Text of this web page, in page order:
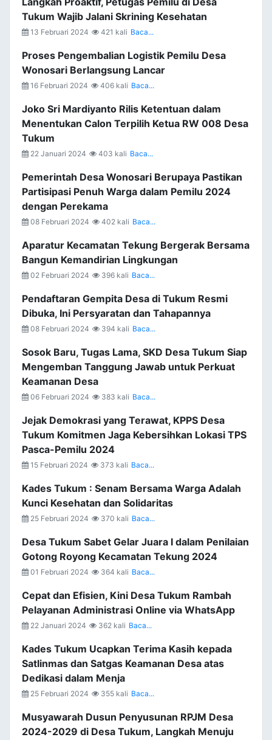
Tukum Wajib Jalani Skrining Kesehatan
13 Februari 2024 421 kali Baca...
Proses Pengembalian Logistik Pemilu Desa
Wonosari Berlangsung Lancar
16 Februari 2024 406 kali Baca...
Joko Sri Mardiyanto Rilis Ketentuan dalam
Menentukan Calon Terpilih Ketua RW 008 Desa
Tukum
22 Januari 2024 403 kali Baca...
Pemerintah Desa Wonosari Berupaya Pastikan
Partisipasi Penuh Warga dalam Pemilu 2024
dengan Perekama
08 Februari 2024 402 kali Baca...
Aparatur Kecamatan Tekung Bergerak Bersama
Bangun Kemandirian Lingkungan
02 Februari 2024 396 kali Baca...
Pendaftaran Gempita Desa di Tukum Resmi
Dibuka, Ini Persyaratan dan Tahapannya
08 Februari 2024 394 kali Baca...
Sosok Baru, Tugas Lama, SKD Desa Tukum Siap
Mengemban Tanggung Jawab untuk Perkuat
Keamanan Desa
06 Februari 2024 383 kali Baca...
Jejak Demokrasi yang Terawat, KPPS Desa
Tukum Komitmen Jaga Kebersihkan Lokasi TPS
Pasca-Pemilu 2024
15 Februari 2024 373 kali Baca...
Kades Tukum : Senam Bersama Warga Adalah
Kunci Kesehatan dan Solidaritas
25 Februari 2024 370 kali Baca...
Desa Tukum Sabet Gelar Juara I dalam Penilaian
Gotong Royong Kecamatan Tekung 2024
01 Februari 2024 364 kali Baca...
Cepat dan Efisien, Kini Desa Tukum Rambah
Pelayanan Administrasi Online via WhatsApp
22 Januari 2024 362 kali Baca...
Kades Tukum Ucapkan Terima Kasih kepada
Satlinmas dan Satgas Keamanan Desa atas
Dedikasi dalam Menja
25 Februari 2024 355 kali Baca...
Musyawarah Dusun Penyusunan RPJM Desa
2024-2029 di Desa Tukum, Langkah Menuju